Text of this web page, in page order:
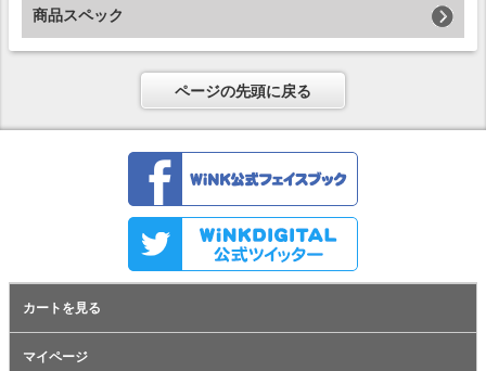
商品スペック
ページの先頭に戻る
カートを見る
マイページ